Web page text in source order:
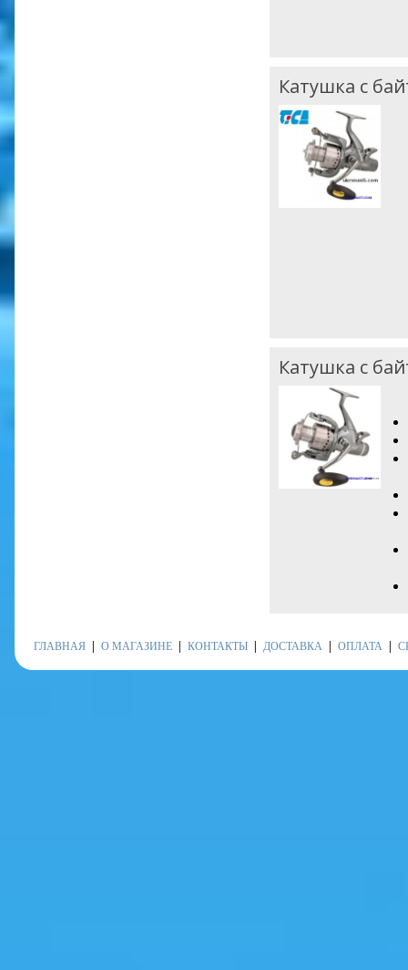
Катушка с
Катушка с
ГЛАВНАЯ О МАГАЗИНЕ КОНТАКТЫ ДОСТАВКА ОПЛАТА